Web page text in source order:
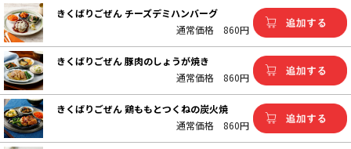
きくばりごぜん チーズデミハンバーグ
通常価格 860円
きくばりごぜん 豚肉のしょうが焼き
通常価格 860円
きくばりごぜん 鶏ももとつくねの炭火焼
通常価格 860円